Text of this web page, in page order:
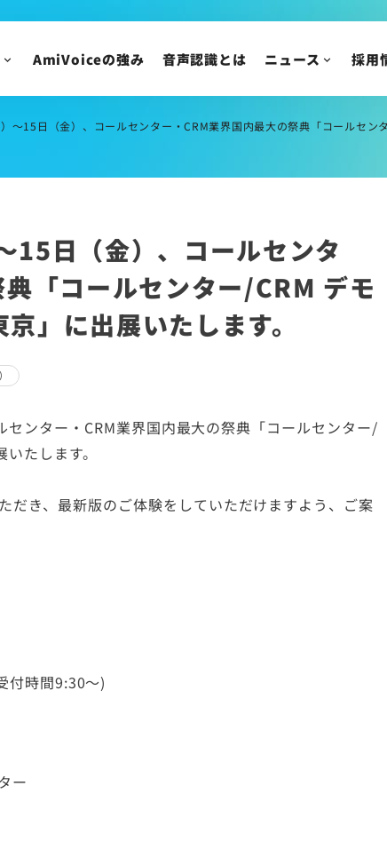
ースリリース
ックス
ィア掲載
IR情報
IRニュース
株主・投資家の皆様
財務ハイライト
株主総会/株式関連
IRについてのご質問
AmiVoiceの強み 音声認識とは ニュース 採用
15日（金）、コールセンター・CRM業界国内最大の祭典「コールセンター
日（金）、コールセンタ
「コールセンター/CRM デモ
」に出展いたします。
ンター・CRM業界国内最大の祭典「コールセンター/
たします。
だき、最新版のご体験をしていただけますよう、ご案
付時間9:30～)
ー